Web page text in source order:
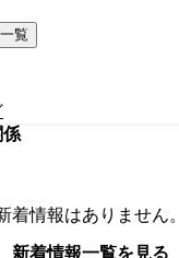
覧
係
着情報はありません。
新着情報一覧を見る